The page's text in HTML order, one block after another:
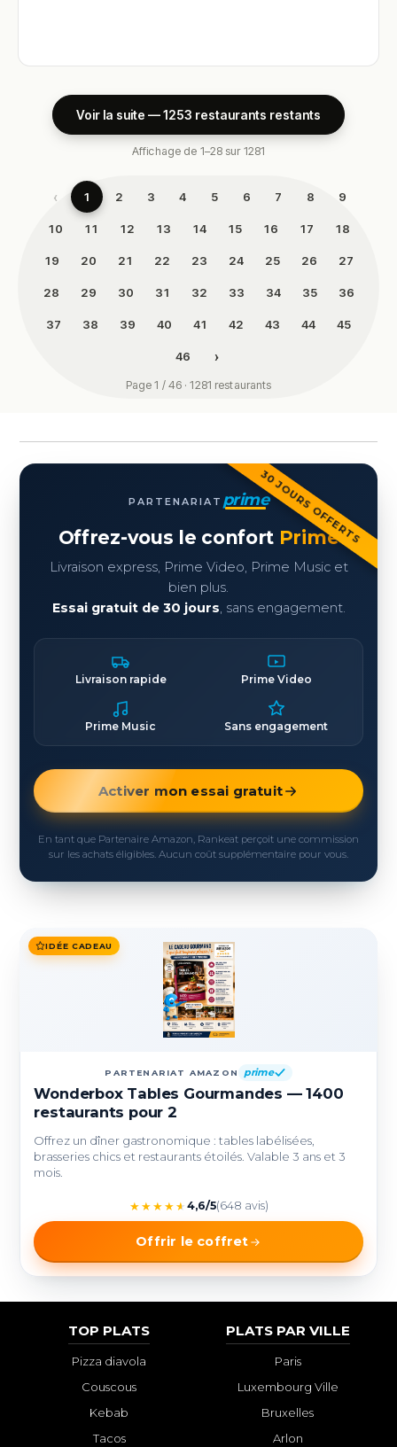
Voir la suite — 1253 restaurants restants
Affichage de 1–28 sur 1281
‹ 1 2 3 4 5 6 7 8 9
10 11 12 13 14 15 16 17 18
19 20 21 22 23 24 25 26 27
28 29 30 31 32 33 34 35 36
37 38 39 40 41 42 43 44 45
46 ›
Page 1 / 46 · 1281 restaurants
30 JOURS OFFERTS
PARTENARIAT prime
Offrez-vous le confort Prime
Livraison express, Prime Video, Prime Music et
bien plus.
Essai gratuit de 30 jours, sans engagement.
Livraison rapide Prime Video
Prime Music Sans engagement
Activer mon essai gratuit
En tant que Partenaire Amazon, Rankeat perçoit une commission
sur les achats éligibles. Aucun coût supplémentaire pour vous.
IDÉE CADEAU
PARTENARIAT AMAZON prime
Wonderbox Tables Gourmandes — 1400
restaurants pour 2
Offrez un dîner gastronomique : tables labélisées,
brasseries chics et restaurants étoilés. Valable 3 ans et 3
mois.
★★★★★ 4,6/5(648 avis)
Offrir le coffret
TOP PLATS
Pizza diavola
Couscous
Kebab
Tacos
PLATS PAR VILLE
Paris
Luxembourg Ville
Bruxelles
Arlon